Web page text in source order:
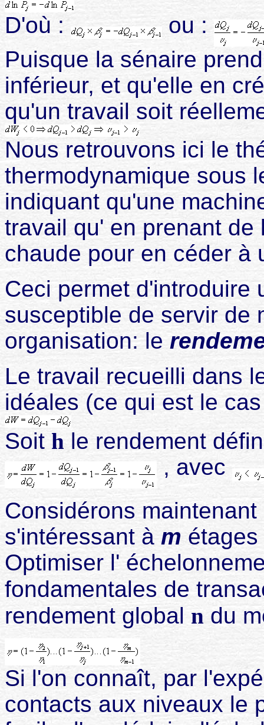
D'où :
ou :
Puisque la sénaire
inférieur, et qu'elle en
qu'un travail soit
Nous retrouvons ici le
thermodynamique sous
indiquant qu'une
travail qu' en prenant
chaude pour en céder à
Ceci permet d'introduire
susceptible de servir de
organisation: le
Le travail recueilli dans
idéales (ce qui est le
Soit h le rendement
, avec
Considérons
s'intéressant à m
Optimiser l'
fondamentales de
rendement global n du
Si l'on connaît, par
contacts aux niveaux le